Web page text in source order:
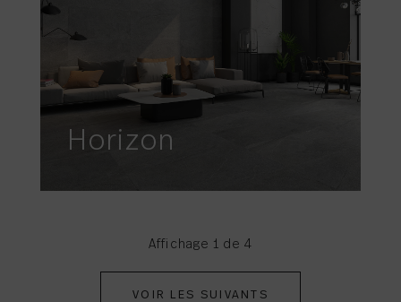
Horizon
Affichage 1 de 4
VOIR LES SUIVANTS